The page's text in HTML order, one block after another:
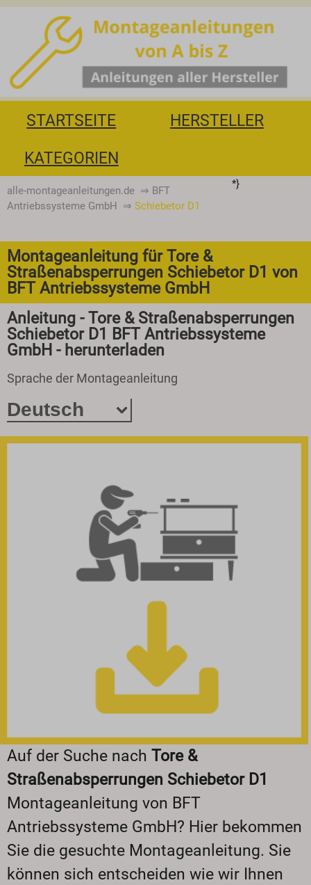
STARTSEITE
HERSTELLER
KATEGORIEN
alle-montageanleitungen.de ⇒ BFT
Antriebssysteme GmbH ⇒ Schiebetor D1
Montageanleitung für Tore &
Straßenabsperrungen Schiebetor D1 von
BFT Antriebssysteme GmbH
Anleitung - Tore & Straßenabsperrungen
Schiebetor D1 BFT Antriebssysteme
GmbH - herunterladen
Sprache der Montageanleitung
Auf der Suche nach Tore &
Straßenabsperrungen Schiebetor D1
Montageanleitung von BFT
Antriebssysteme GmbH? Hier bekommen
Sie die gesuchte Montageanleitung. Sie
können sich entscheiden wie wir Ihnen
*}